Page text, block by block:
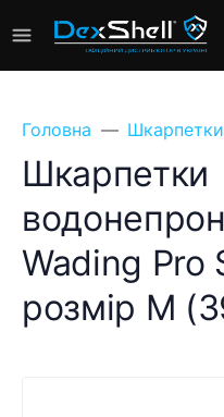
Головна Шкарпетки
Шкарпетки
Wading Pro
розмір M